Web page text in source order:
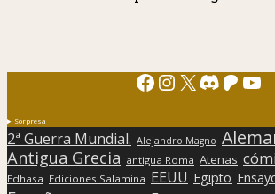
Facebook
Instagram
X Discord
Sorpresa
2ª Guerra Mundial. Alejandro Magno
Antigua Grecia antigua Roma Atenas
Edhasa Ediciones Salamina EEUU Egipto